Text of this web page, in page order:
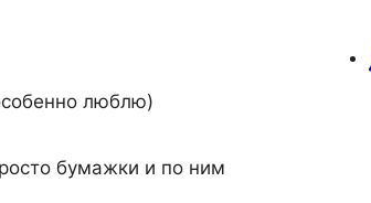
люблю)
бумажки и по ним